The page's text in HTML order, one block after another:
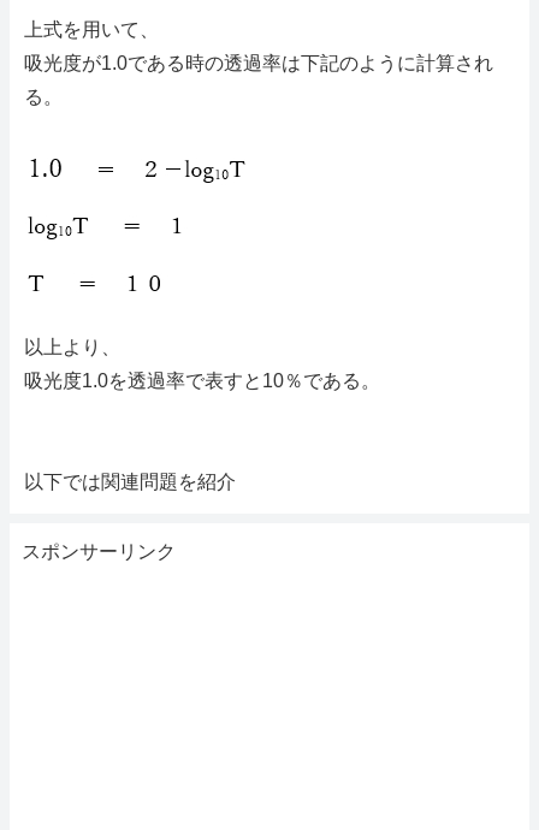
上式を用いて、
吸光度が1.0である時の透過率は下記のように計算され
る。
以上より、
吸光度1.0を透過率で表すと10％である。
以下では関連問題を紹介
スポンサーリンク